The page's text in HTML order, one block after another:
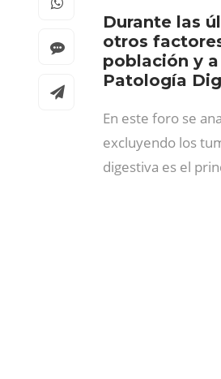
Durante las
otros
población y
Patología
En este foro se
excluyendo los
digestiva es el